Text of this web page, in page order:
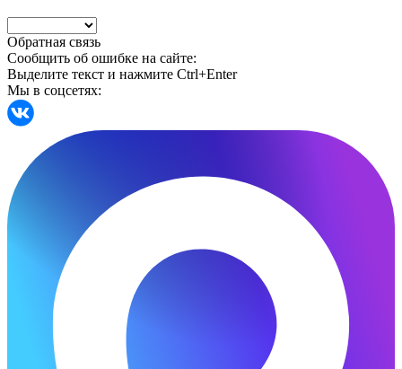
Обратная связь
Сообщить об ошибке на сайте:
Выделите текст и нажмите Ctrl+Enter
Мы в соцсетях: